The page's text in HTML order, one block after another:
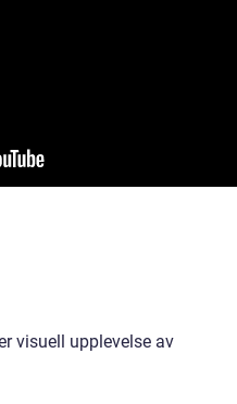
visuell upplevelse av